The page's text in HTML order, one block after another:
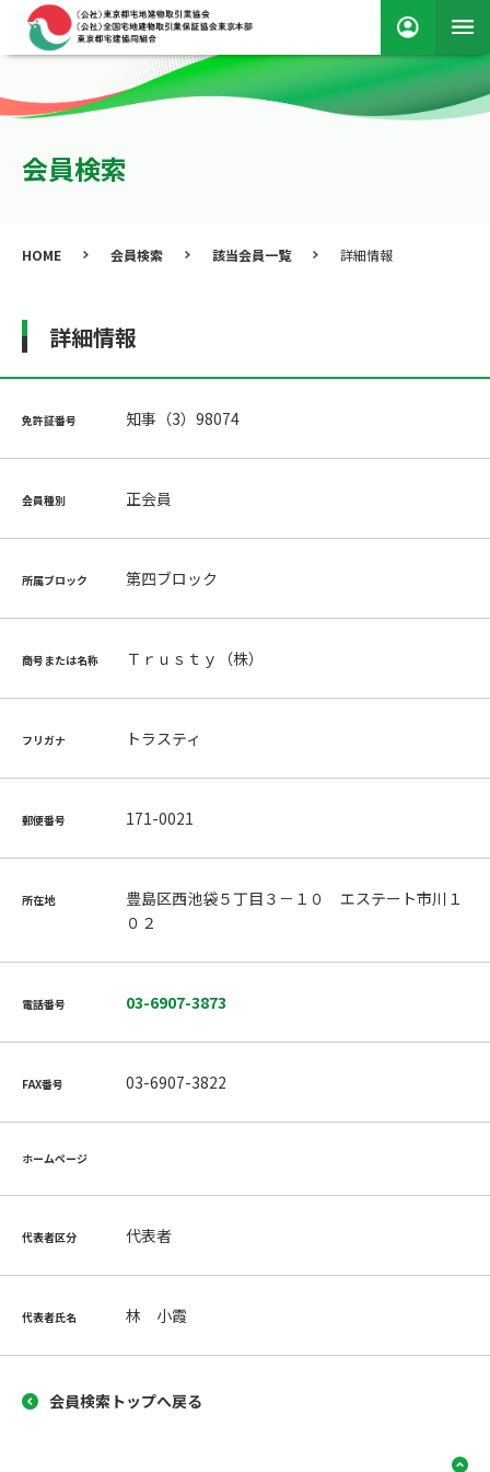
会員検索
HOME 会員検索 該当会員一覧 詳細情報
詳細情報
免許証番号 知事（3）98074
会員種別 正会員
所属ブロック 第四ブロック
商号または名称 Ｔｒｕｓｔｙ（株）
フリガナ トラスティ
郵便番号 171-0021
所在地
豊島区西池袋５丁目３－１０ エステート市川１
０２
電話番号 03-6907-3873
FAX番号 03-6907-3822
ホームページ
代表者区分 代表者
代表者氏名 林 小霞
会員検索トップへ戻る